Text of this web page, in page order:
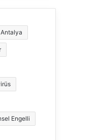
Antalya
Engelli